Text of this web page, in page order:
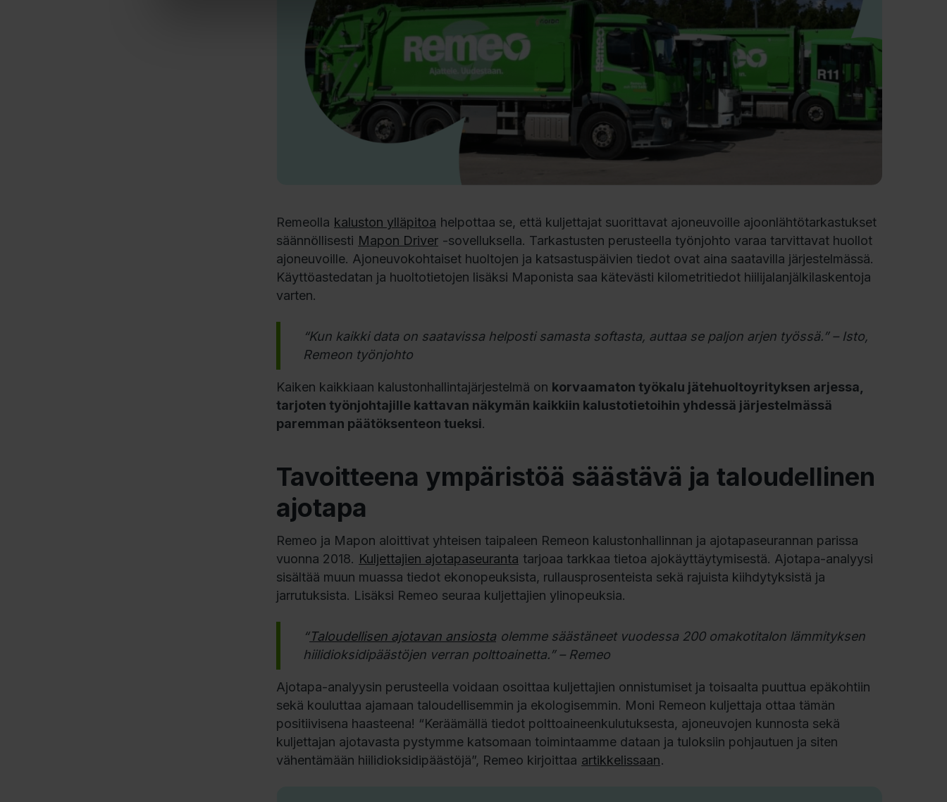
Remeolla kaluston ylläpitoa helpottaa se, että kuljettajat suorittavat ajoneuvoille ajoonlähtötarkastukset
säännöllisesti Mapon Driver -sovelluksella. Tarkastusten perusteella työnjohto varaa tarvittavat huollot
ajoneuvoille. Ajoneuvokohtaiset huoltojen ja katsastuspäivien tiedot ovat aina saatavilla järjestelmässä.
Käyttöastedatan ja huoltotietojen lisäksi Maponista saa kätevästi kilometritiedot hiilijalanjälkilaskentoja
varten.
“Kun kaikki data on saatavissa helposti samasta softasta, auttaa se paljon arjen työssä.” – Isto,
Remeon työnjohto
Kaiken kaikkiaan kalustonhallintajärjestelmä on korvaamaton työkalu jätehuoltoyrityksen arjessa,
tarjoten työnjohtajille kattavan näkymän kaikkiin kalustotietoihin yhdessä järjestelmässä
paremman päätöksenteon tueksi.
Tavoitteena ympäristöä säästävä ja taloudellinen
ajotapa
Remeo ja Mapon aloittivat yhteisen taipaleen Remeon kalustonhallinnan ja ajotapaseurannan parissa
vuonna 2018. Kuljettajien ajotapaseuranta tarjoaa tarkkaa tietoa ajokäyttäytymisestä. Ajotapa-analyysi
sisältää muun muassa tiedot ekonopeuksista, rullausprosenteista sekä rajuista kiihdytyksistä ja
jarrutuksista. Lisäksi Remeo seuraa kuljettajien ylinopeuksia.
“Taloudellisen ajotavan ansiosta olemme säästäneet vuodessa 200 omakotitalon lämmityksen
hiilidioksidipäästöjen verran polttoainetta.” – Remeo
Ajotapa-analyysin perusteella voidaan osoittaa kuljettajien onnistumiset ja toisaalta puuttua epäkohtiin
sekä kouluttaa ajamaan taloudellisemmin ja ekologisemmin. Moni Remeon kuljettaja ottaa tämän
positiivisena haasteena! “Keräämällä tiedot polttoaineenkulutuksesta, ajoneuvojen kunnosta sekä
kuljettajan ajotavasta pystymme katsomaan toimintaamme dataan ja tuloksiin pohjautuen ja siten
vähentämään hiilidioksidipäästöjä”, Remeo kirjoittaa artikkelissaan.